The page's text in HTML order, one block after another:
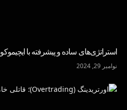
استراتژی‌های ساده و پیشرفته با ایچیموکو
نوامبر 29, 2024